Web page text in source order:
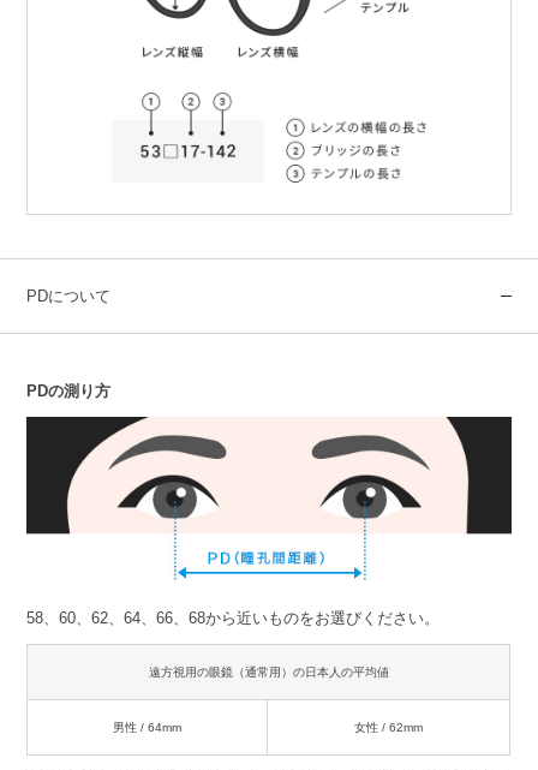
PDについて
PDの測り方
58、60、62、64、66、68から近いものをお選びください。
遠方視用の眼鏡（通常用）の日本人の平均値
男性 / 64mm 女性 / 62mm